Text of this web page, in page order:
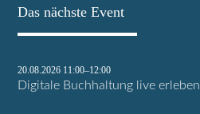
Das nächste Event
20.08.2026 11:00–12:00
Digitale Buchhaltung live erleben